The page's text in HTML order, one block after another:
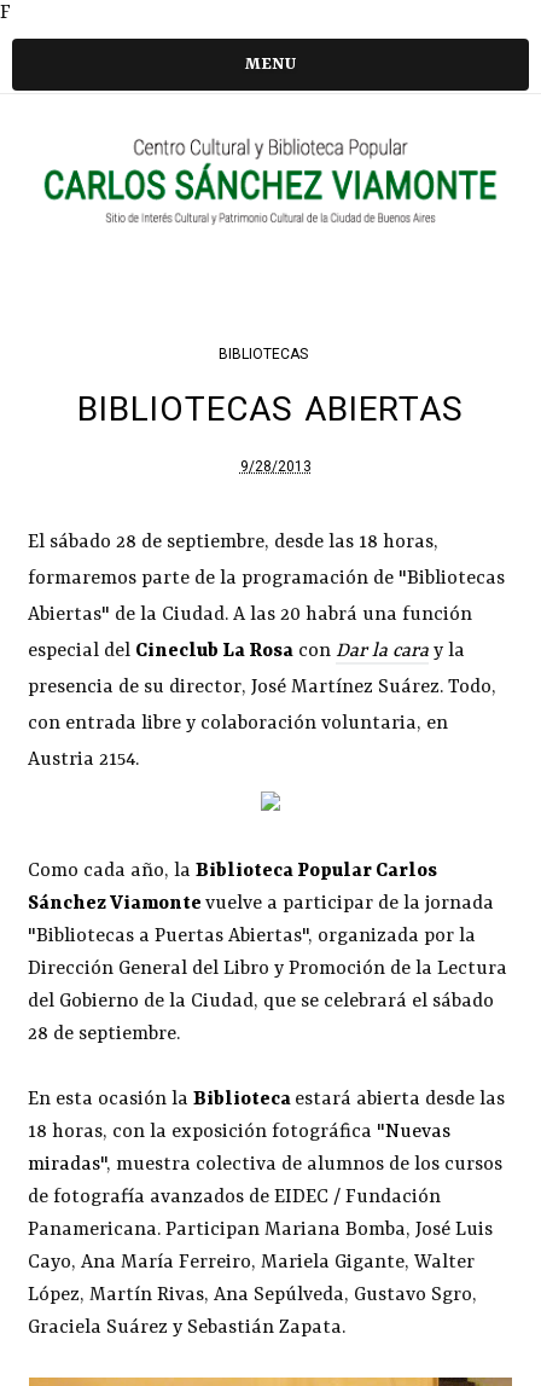
F
MENU
BIBLIOTECAS
BIBLIOTECAS ABIERTAS
9/28/2013
El sábado 28 de septiembre, desde las 18 horas,
formaremos parte de la programación de "Bibliotecas
Abiertas" de la Ciudad. A las 20 habrá una función
especial del Cineclub La Rosa conDar la cara y la
presencia de su director, José Martínez Suárez. Todo,
con entrada libre y colaboración voluntaria, en
Austria 2154.
Como cada año, laBiblioteca Popular Carlos
Sánchez Viamontevuelve a participar de la jornada
"Bibliotecas a Puertas Abiertas", organizada por la
Dirección General del Libro y Promoción de la Lectura
del Gobierno de la Ciudad, que se celebrará el sábado
28 de septiembre.
En esta ocasión laBiblioteca estará abierta desde las
18 horas, con la exposición fotográfica "Nuevas
miradas", muestra colectiva de alumnos de los cursos
de fotografía avanzados de EIDEC / Fundación
Panamericana. Participan Mariana Bomba, José Luis
Cayo, Ana María Ferreiro, Mariela Gigante, Walter
López, Martín Rivas, Ana Sepúlveda, Gustavo Sgro,
Graciela Suárez y Sebastián Zapata.